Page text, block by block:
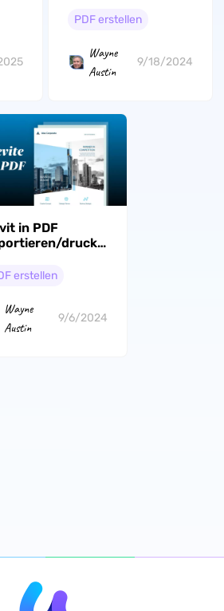
Seitenanpassung
PDF erstellen
Wayne
Austin
9/18/2024
in PDF
drucken/konvertieren
erstellen
Wayne
Austin
9/6/2024